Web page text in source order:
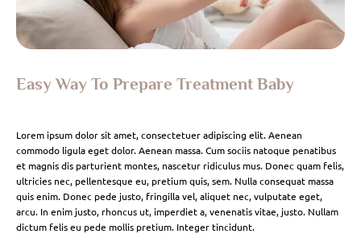
Easy Way To Prepare Treatment Baby
Lorem ipsum dolor sit amet, consectetuer adipiscing elit. Aenean
commodo ligula eget dolor. Aenean massa. Cum sociis natoque penatibus
et magnis dis parturient montes, nascetur ridiculus mus. Donec quam felis,
ultricies nec, pellentesque eu, pretium quis, sem. Nulla consequat massa
quis enim. Donec pede justo, fringilla vel, aliquet nec, vulputate eget,
arcu. In enim justo, rhoncus ut, imperdiet a, venenatis vitae, justo. Nullam
dictum felis eu pede mollis pretium. Integer tincidunt.